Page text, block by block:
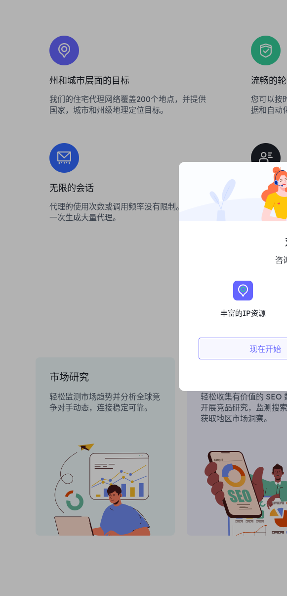
州和城市层面的目标
我们的住宅代理网络覆盖200个地点，并提供
国家，城市和州级地理定位目标。
流畅的
您可以按
据和自动
无限的会话
代理的使用次数或调用频率没有限制。您可以
一次生成大量代理。
丰富的
我们确
们不断
任
市场研究
轻松监测市场趋势并分析全球竞
争对手动态，连接稳定可靠。
轻松收集有价值的 SEO
开展竞品研究，监测搜索
获取地区市场洞察。
咨
丰富的IP资源
现在开始